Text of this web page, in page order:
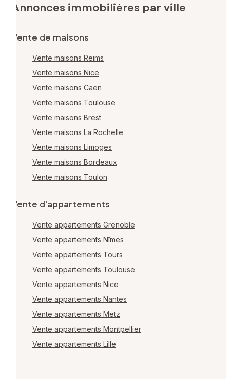
Annonces immobilières par ville
Vente de maisons
Vente maisons Reims
Vente maisons Nice
Vente maisons Caen
Vente maisons Toulouse
Vente maisons Brest
Vente maisons La Rochelle
Vente maisons Limoges
Vente maisons Bordeaux
Vente maisons Toulon
Vente d'appartements
Vente appartements Grenoble
Vente appartements Nîmes
Vente appartements Tours
Vente appartements Toulouse
Vente appartements Nice
Vente appartements Nantes
Vente appartements Metz
Vente appartements Montpellier
Vente appartements Lille